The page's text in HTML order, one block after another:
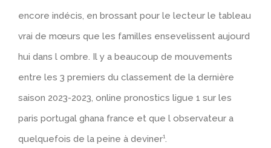
encore indécis, en brossant pour le lecteur le tableau
vrai de mœurs que les familles ensevelissent aujourd
hui dans l ombre. Il y a beaucoup de mouvements
entre les 3 premiers du classement de la dernière
saison 2023-2023, online pronostics ligue 1 sur les
paris portugal ghana france et que l observateur a
quelquefois de la peine à deviner¹.